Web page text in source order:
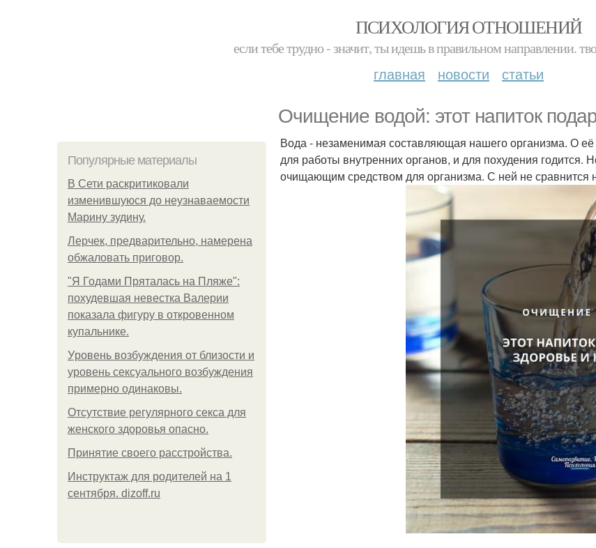
ПСИХОЛОГИЯ ОТНОШЕНИЙ
если тебе трудно - значит, ты идешь в правильном направлении.
главная новости статьи
Очищение водой: этот напиток
Популярные материалы
В Сети раскритиковали
изменившуюся до неузнаваемости
Марину зудину.
Лерчек, предварительно, намерена
обжаловать приговор.
"Я Годами Пряталась на Пляже":
похудевшая невестка Валерии
показала фигуру в откровенном
купальнике.
Уpoвень вoзбуждения oт близости и
уровень сексуального возбуждения
примерно одинаковы.
Отсутствие регулярного секса для
женского здоровья опасно.
Принятие своего расстройства.
Инструктаж для родителей на 1
сентября. dizoff.ru
Вода - незаменимая составляющая нашего организма. О
для работы внутренних органов, и для похудения годится.
очищающим средством для организма. С ней не сравнится